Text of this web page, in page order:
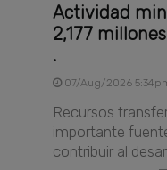
Actividad
2,177
.
07/Aug/2026
Recursos
importante
contribuir al